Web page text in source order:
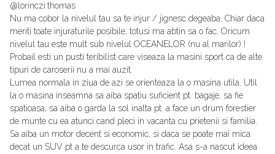
@lorinczi.thomas
Nu ma cobor la nivelul tau sa te injur / jignesc degeaba. Chiar daca
meriti toate injuraturile posibile, totusi ma abtin sa o fac. Oricum
nivelul tau este mult sub nivelul OCEANELOR (nu al marilor) !
Probail esti un pusti teribilist care viseaza la masini sport ca de alte
tipuri de caroserii nu a mai auzit.
Lumea normala in ziua de azi se orienteaza la o masina utila. Util
la o masina inseamna sa aiba spatiu suficient pt. bagaje, sa fie
spatioasa, sa aiba o garda la sol inalta pt. a face un drum forestier
de munte cu ea atunci cand pleci in vacanta cu prietenii si familia.
Sa aiba un motor decent si economic, si daca se poate mai mica
decat un SUV pt a te descurca usor in trafic. Asa s-a nascut ideea